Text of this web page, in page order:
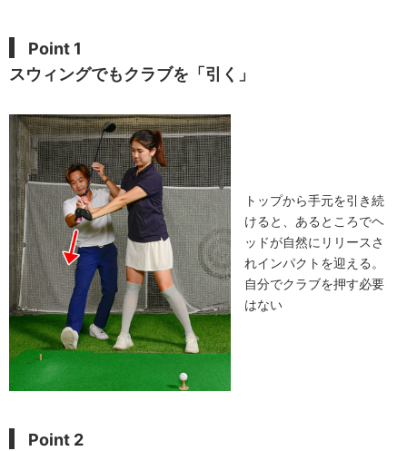
Point 1
スウィングでもクラブを「引く」
トップから手元を引き続
けると、あるところでヘ
ッドが自然にリリースさ
れインパクトを迎える。
自分でクラブを押す必要
はない
Point 2